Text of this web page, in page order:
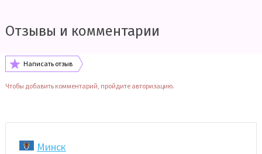
Отзывы и комментарии
Написать отзыв
Чтобы добавить комментарий, пройдите авторизацию.
Минск